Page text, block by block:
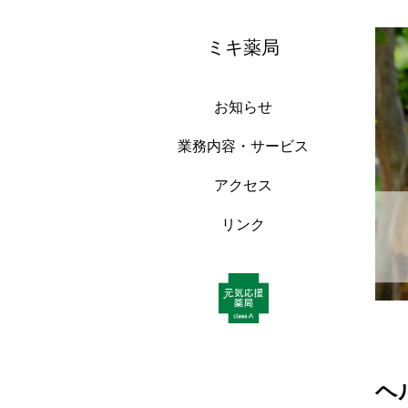
ミキ薬局
お知らせ
業務内容・サービス
アクセス
リンク
ヘ